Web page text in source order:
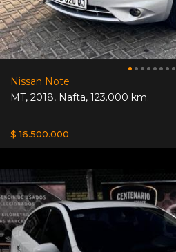
Nissan Note
MT, 2018, Nafta, 123.000 km.
$ 16.500.000